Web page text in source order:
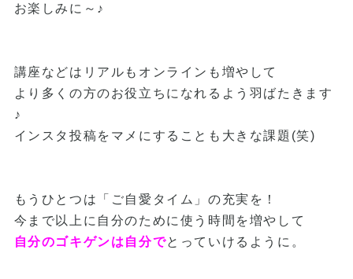
お楽しみに～♪
講座などはリアルもオンラインも増やして
より多くの方のお役立ちになれるよう羽ばたきます
♪
インスタ投稿をマメにすることも大きな課題(笑)
もうひとつは「ご自愛タイム」の充実を！
今まで以上に自分のために使う時間を増やして
自分のゴキゲンは自分でとっていけるように。